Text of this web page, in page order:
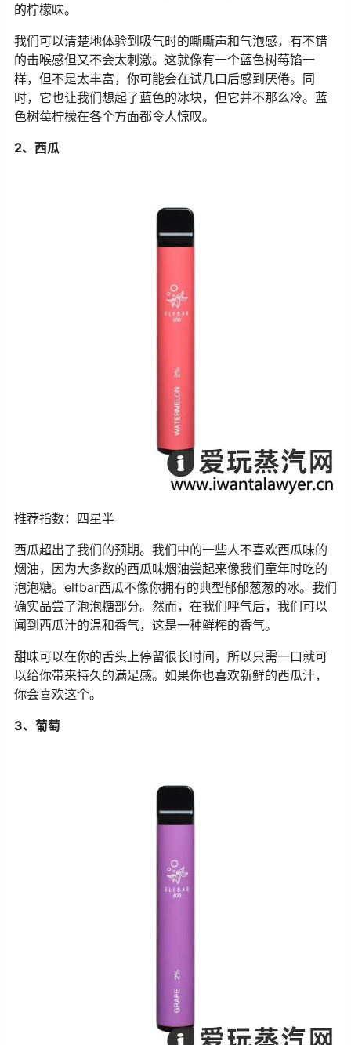
的柠檬味。
我们可以清楚地体验到吸气时的嘶嘶声和气泡感，有不错
的击喉感但又不会太刺激。这就像有一个蓝色树莓馅一
样，但不是太丰富，你可能会在试几口后感到厌倦。同
时，它也让我们想起了蓝色的冰块，但它并不那么冷。蓝
色树莓柠檬在各个方面都令人惊叹。
2、西瓜
推荐指数：四星半
西瓜超出了我们的预期。我们中的一些人不喜欢西瓜味的
烟油，因为大多数的西瓜味烟油尝起来像我们童年时吃的
泡泡糖。elfbar西瓜不像你拥有的典型郁郁葱葱的冰。我们
确实品尝了泡泡糖部分。然而，在我们呼气后，我们可以
闻到西瓜汁的温和香气，这是一种鲜榨的香气。
甜味可以在你的舌头上停留很长时间，所以只需一口就可
以给你带来持久的满足感。如果你也喜欢新鲜的西瓜汁，
你会喜欢这个。
3、葡萄